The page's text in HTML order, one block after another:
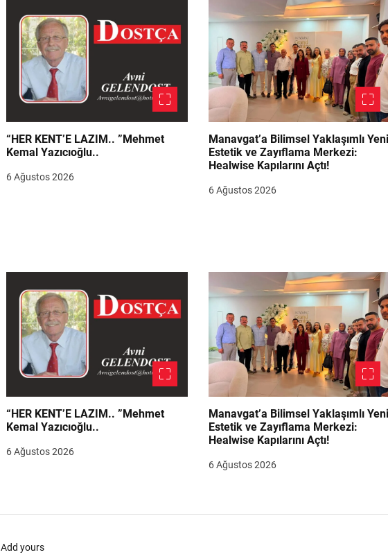
“HER KENT’E LAZIM.. ”Mehmet
Kemal Yazıcıoğlu..
6 Ağustos 2026
Manavgat’a Bilimsel Yaklaşımlı
Estetik ve Zayıflama Merkezi:
Healwise Kapılarını Açtı!
6 Ağustos 2026
“HER KENT’E LAZIM.. ”Mehmet
Kemal Yazıcıoğlu..
6 Ağustos 2026
Manavgat’a Bilimsel Yaklaşımlı
Estetik ve Zayıflama Merkezi:
Healwise Kapılarını Açtı!
6 Ağustos 2026
Add yours